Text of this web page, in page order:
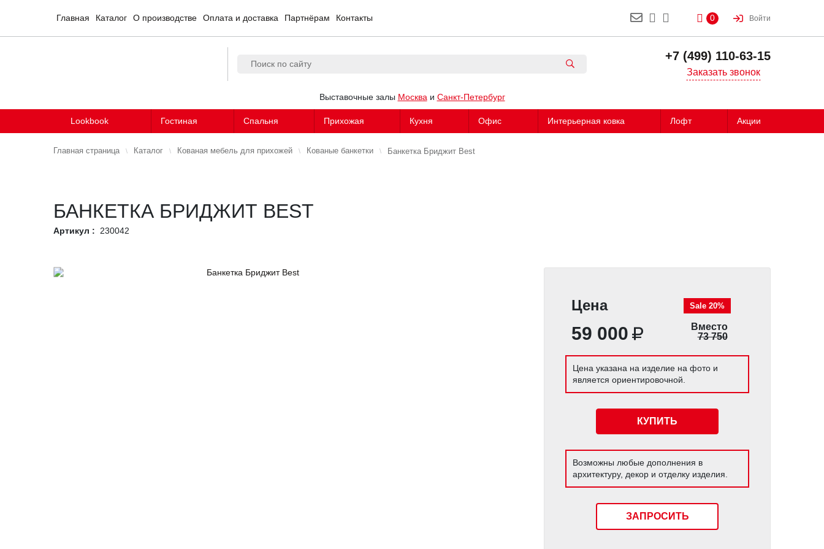
Главная Каталог О производстве Оплата и доставка Партнёрам Контакты 0 Войти
+7 (499) 110-63-15
Заказать звонок
Выставочные залы Москва и Санкт-Петербург
Lookbook Гостиная Спальня Прихожая Кухня Офис Интерьерная ковка Лофт Акции
Главная страница Каталог Кованая мебель для прихожей Кованые банкетки Банкетка Бриджит Best
БАНКЕТКА БРИДЖИТ BEST
Артикул : 230042
Цена
59 000
Sale 20%
Вместо
73 750
Цена указана на изделие на фото и
является ориентировочной.
КУПИТЬ
Возможны любые дополнения в
архитектуру, декор и отделку изделия.
ЗАПРОСИТЬ